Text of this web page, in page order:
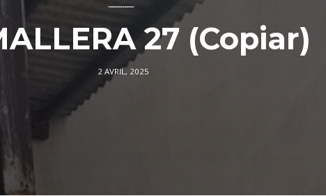
––––––––––––
27 (Copiar)
2 AVRIL, 2025